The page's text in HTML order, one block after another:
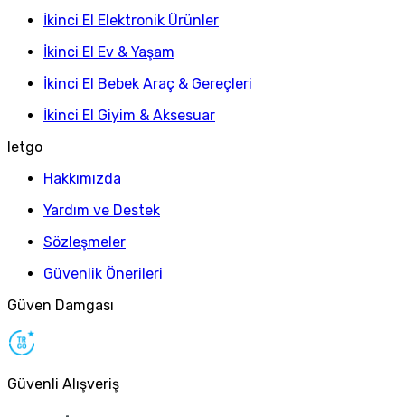
İkinci El Elektronik Ürünler
İkinci El Ev & Yaşam
İkinci El Bebek Araç & Gereçleri
İkinci El Giyim & Aksesuar
letgo
Hakkımızda
Yardım ve Destek
Sözleşmeler
Güvenlik Önerileri
Güven Damgası
Güvenli Alışveriş